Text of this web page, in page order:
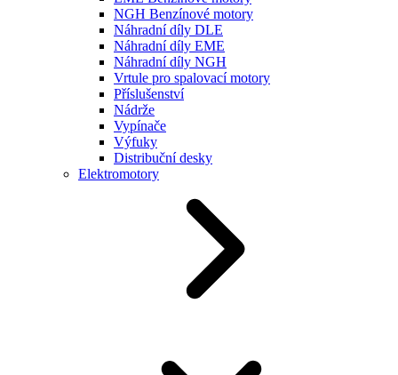
NGH Benzínové motory
Náhradní díly DLE
Náhradní díly EME
Náhradní díly NGH
Vrtule pro spalovací motory
Příslušenství
Nádrže
Vypínače
Výfuky
Distribuční desky
Elektromotory